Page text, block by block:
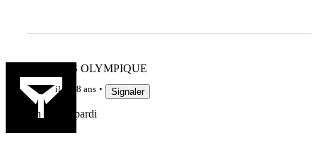
CASTRES OLYMPIQUE
il y a 8 ans Signaler
On boit té pardi